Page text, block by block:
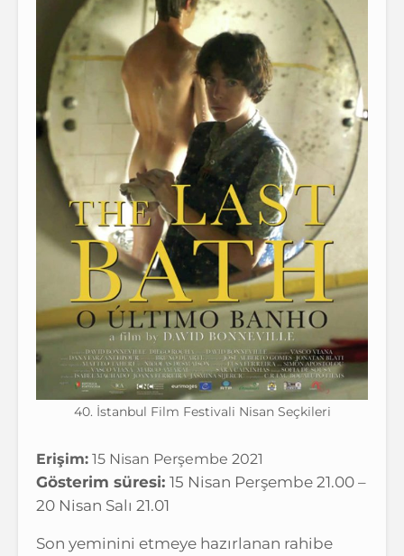
40. İstanbul Film Festivali Nisan Seçkileri
Erişim: 15 Nisan Perşembe 2021
Gösterim süresi: 15 Nisan Perşembe 21.00 –
20 Nisan Salı 21.01
Son yeminini etmeye hazırlanan rahibe